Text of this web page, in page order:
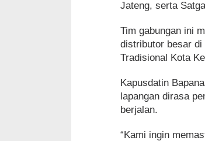
Jateng, serta
Tim gabungan ini
distributor besar di
Tradisional Kota
Kapusdatin
lapangan dirasa
berjalan.
“Kami ingin